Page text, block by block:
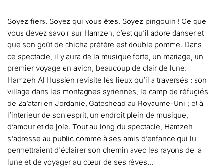
Soyez fiers. Soyez qui vous êtes. Soyez pingouin ! Ce que
vous devez savoir sur Hamzeh, c’est qu’il adore danser et
que son goût de chicha préféré est double pomme. Dans
ce spectacle, il y aura de la musique forte, un mariage, un
premier voyage en avion, beaucoup de clair de lune.
Hamzeh Al Hussien revisite les lieux qu’il a traversés : son
village dans les montagnes syriennes, le camp de réfugiés
de Za’atari en Jordanie, Gateshead au Royaume-Uni ; et à
l’intérieur de son esprit, un endroit plein de musique,
d’amour et de joie. Tout au long du spectacle, Hamzeh
s'adresse au public comme à ses amis d’enfance qui lui
permettraient d'éclairer son chemin avec les rayons de la
lune et de voyager au cœur de ses rêves...